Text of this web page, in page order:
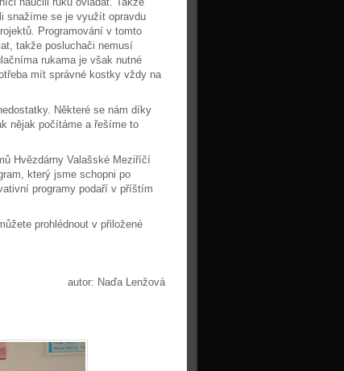
snažíme se je využít opravdu
Programování v tomto
takže posluchači nemusí
rukama je však nutné
mít správné kostky vždy na
Některé se nám díky
nějak počítáme a řešíme to
Hvězdárny Valašské Meziříčí
který jsme schopni po
programy podaří v příštím
prohlédnout v přiložené
autor: Naďa Lenžová